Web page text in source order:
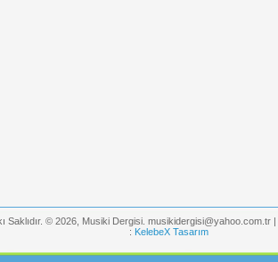
Saklıdır. © 2026, Musiki Dergisi. musikidergisi@yahoo.com.tr |
: KelebeX Tasarım